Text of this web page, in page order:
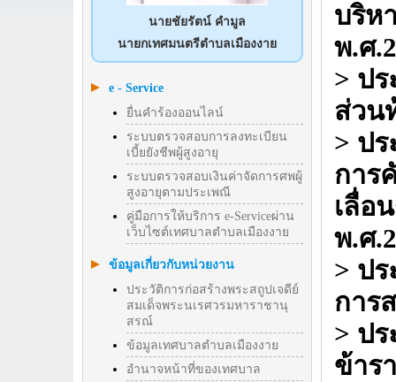
นายชัยรัตน์ คำมูล
นายกเทศมนตรีตำบลเมืองงาย
e - Service
ยื่นคำร้องออนไลน์
ระบบตรวจสอบการลงทะเบียน
เบี้ยยังชีพผู้สูงอายุ
ระบบตรวจสอบเงินค่าจัดการศพผู้
สูงอายุตามประเพณี
คู่มือการให้บริการ e-Serviceผ่าน
เว็บไซต์เทศบาลตำบลเมืองงาย
ข้อมูลเกี่ยวกับหน่วยงาน
ประวัติการก่อสร้างพระสถูปเจดีย์
สมเด็จพระนเรศวรมหาราชานุ
สรณ์
ข้อมูลเทศบาลตำบลเมืองงาย
อำนาจหน้าที่ของเทศบาล
บริห
พ.ศ
> ป
ส่วน
> ป
การ
เลื่อ
พ.ศ
> ป
การ
> ป
ข้าร